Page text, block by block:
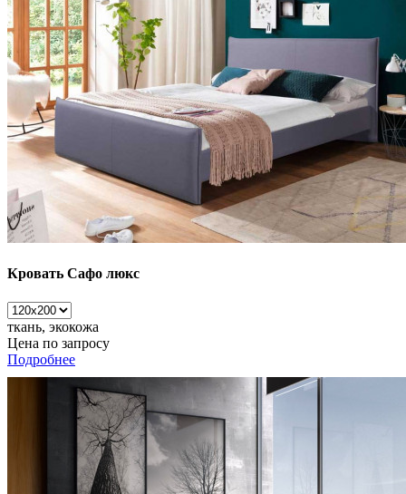
Кровать Сафо люкс
ткань, экокожа
Цена по запросу
Подробнее